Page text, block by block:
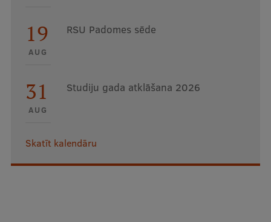
19
AUG
RSU Padomes sēde
31
AUG
Studiju gada atklāšana 2026
Skatīt kalendāru